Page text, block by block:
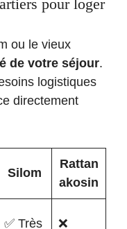
pour loger
ou le vieux
de votre séjour.
logistiques
directement
Silom
Rattan
akosin
✅ Très
❌